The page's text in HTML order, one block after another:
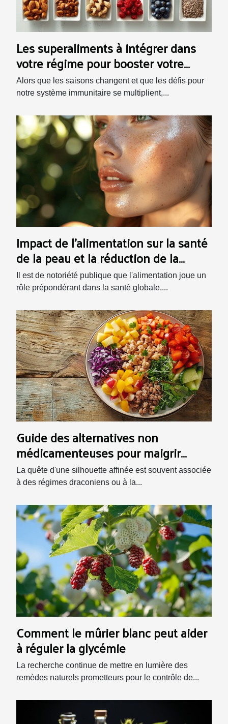
Les superaliments à intégrer dans
votre régime pour booster votre
immunité
Alors que les saisons changent et que les défis pour
notre système immunitaire se multiplient,...
Impact de l'alimentation sur la santé
de la peau et la réduction de la
granulosité
Il est de notoriété publique que l'alimentation joue un
rôle prépondérant dans la santé globale....
Guide des alternatives non
médicamenteuses pour maigrir
efficacement
La quête d'une silhouette affinée est souvent associée
à des régimes draconiens ou à la...
Comment le mûrier blanc peut aider
à réguler la glycémie
La recherche continue de mettre en lumière des
remèdes naturels prometteurs pour le contrôle de...